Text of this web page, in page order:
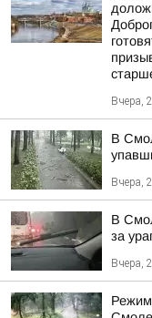
Вчера,
В
Вчера,
В
за
Вчера,